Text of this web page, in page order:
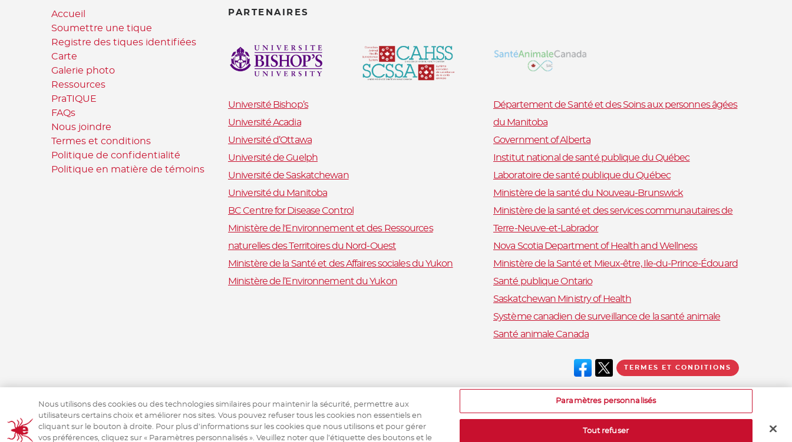
Accueil
Soumettre une tique
Registre des tiques identifiées
Carte
Galerie photo
Ressources
PraTIQUE
FAQs
Nous joindre
Termes et conditions
Politique de confidentialité
Politique en matière de témoins
PARTENAIRES
Université Bishop’s
Université Acadia
Université d’Ottawa
Université de Guelph
Université de Saskatchewan
Université du Manitoba
BC Centre for Disease Control
Ministère de l'Environnement et des Ressources
naturelles des Territoires du Nord-Ouest
Ministère de la Santé et des Affaires sociales du Yukon
Ministère de l’Environnement du Yukon
Département de Santé et des Soins aux personnes âgées
du Manitoba
Government of Alberta
Institut national de santé publique du Québec
Laboratoire de santé publique du Québec
Ministère de la santé du Nouveau-Brunswick
Ministère de la santé et des services communautaires de
Terre-Neuve-et-Labrador
Nova Scotia Department of Health and Wellness
Ministère de la Santé et Mieux-être, Ile-du-Prince-Édouard
Santé publique Ontario
Saskatchewan Ministry of Health
Système canadien de surveillance de la santé animale
Santé animale Canada
TERMES ET CONDITIONS
Nous utilisons des cookies ou des technologies similaires pour maintenir la sécurité, permettre aux
utilisateurs certains choix et améliorer nos sites. Vous pouvez refuser tous les cookies non essentiels en
cliquant sur le bouton à droite. Pour plus d’informations sur les cookies que nous utilisons et pour gérer
vos préférences, cliquez sur « Paramètres personnalisés ». Veuillez noter que l’étiquette des boutons et le
Paramètres personnalisés
Tout refuser